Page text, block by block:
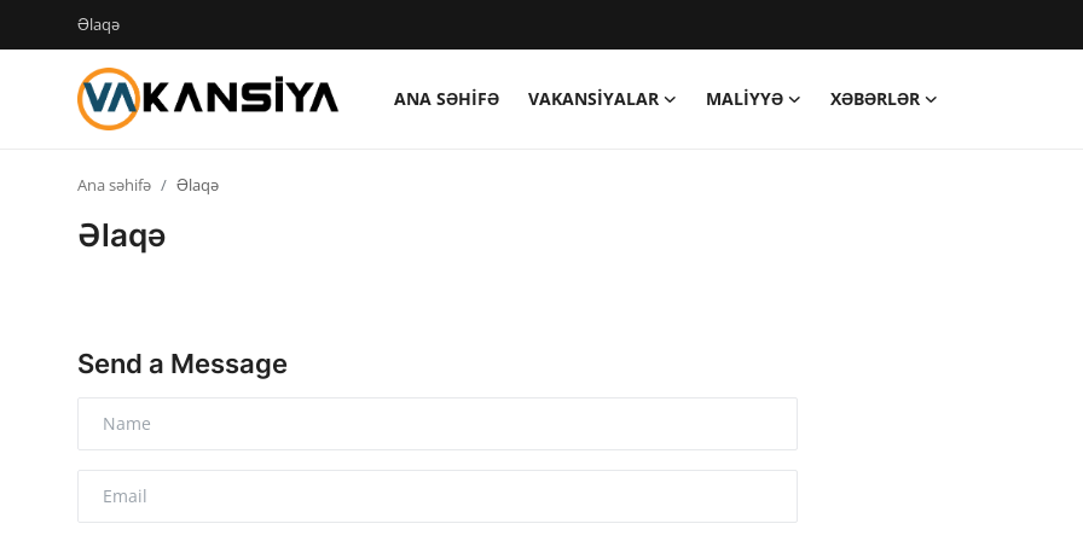
Əlaqə
ANA SƏHIFƏ VAKANSIYALAR MALIYYƏ
XƏBƏRLƏR
Login
Vakansiyalar
AZ
Ana səhifə Əlaqə
Əlaqə
Send a Message